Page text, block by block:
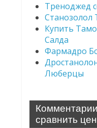
Треноджед
Станозолол
Купить
Салда
Фармадро
Люберцы
сравнить